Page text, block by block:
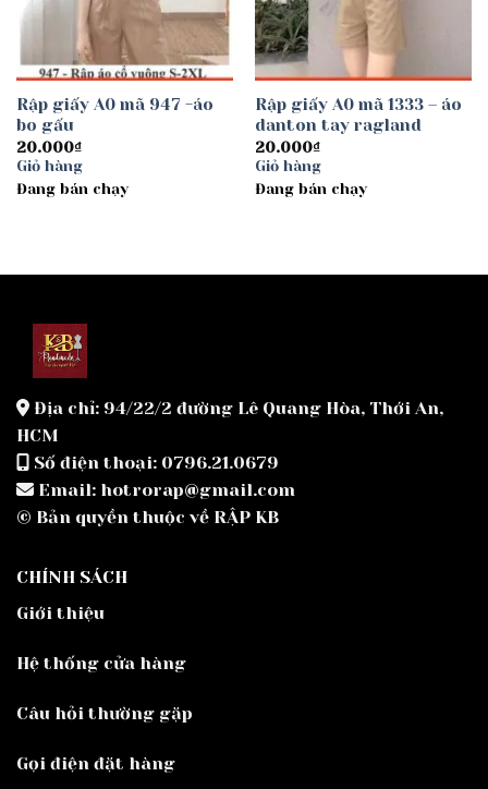
Rập giấy A0 mã 947 -áo
bo gấu
20.000₫
Giỏ hàng
Đang bán chạy
Rập giấy A0 mã 1333 – áo
danton tay ragland
20.000₫
Giỏ hàng
Đang bán chạy
Địa chỉ: 94/22/2 đường Lê Quang Hòa, Thới An,
HCM
Số điện thoại: 0796.21.0679
Email: hotrorap@gmail.com
© Bản quyền thuộc về RẬP KB
CHÍNH SÁCH
Giới thiệu
Hệ thống cửa hàng
Câu hỏi thường gặp
Gọi điện đặt hàng